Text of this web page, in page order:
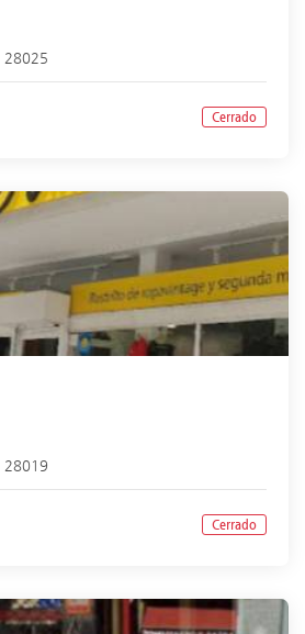
28025
Cerrado
28019
Cerrado